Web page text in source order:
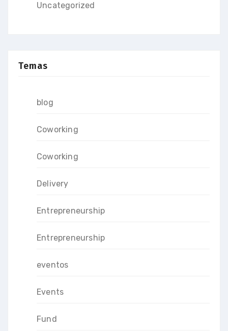
Uncategorized
Temas
blog
Coworking
Coworking
Delivery
Entrepreneurship
Entrepreneurship
eventos
Events
Fund